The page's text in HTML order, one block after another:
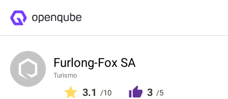
Furlong-Fox SA
Turismo
3.1 /10 3 /5